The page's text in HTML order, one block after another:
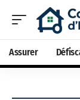
Assurer